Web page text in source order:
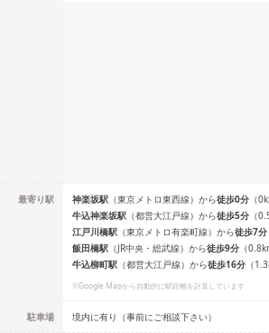
最寄り駅 神楽坂駅 （東京メトロ東西線） から徒歩0分 （0
牛込神楽坂駅 （都営大江戸線） から徒歩5分 （
江戸川橋駅 （東京メトロ有楽町線） から徒歩7分
飯田橋駅 （JR中央・総武線） から徒歩9分 （0.8
牛込柳町駅 （都営大江戸線） から徒歩16分 （1.3
※Google Mapから自動的に駅距離を計算しています
駐車場 境内に有り（事前にご相談下さい）